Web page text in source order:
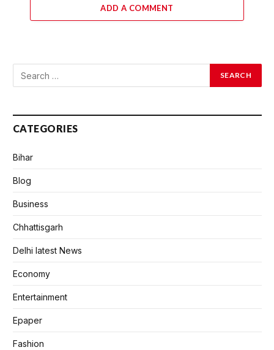
ADD A COMMENT
CATEGORIES
Bihar
Blog
Business
Chhattisgarh
Delhi latest News
Economy
Entertainment
Epaper
Fashion